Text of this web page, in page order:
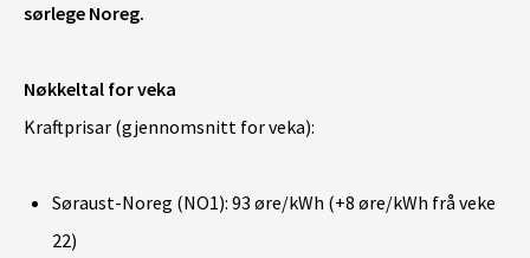
sørlege Noreg.
Nøkkeltal for veka
Kraftprisar (gjennomsnitt for veka):
Søraust-Noreg (NO1): 93 øre/kWh (+8 øre/kWh frå veke
22)